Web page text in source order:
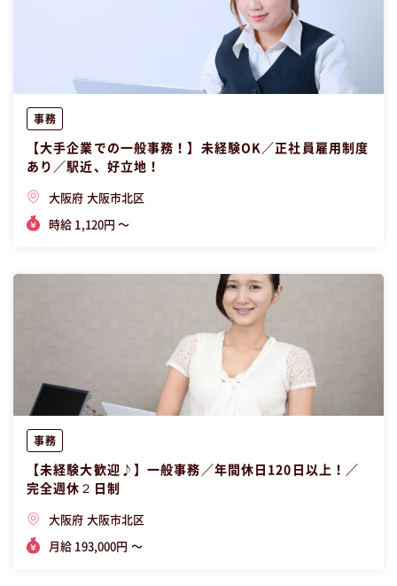
事務
【大手企業での一般事務！】未経験OK／正社員雇用制度
あり／駅近、好立地！
大阪府 大阪市北区
時給 1,120円 〜
事務
【未経験大歓迎♪】一般事務／年間休日120日以上！／
完全週休２日制
大阪府 大阪市北区
月給 193,000円 〜